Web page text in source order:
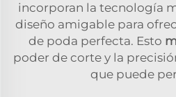
incorporan la tecnología
diseño amigable para
de poda perfecta. Esto
poder de corte y la
que puede